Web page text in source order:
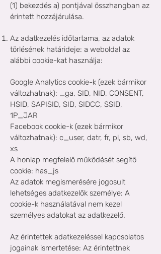
(1) bekezdés a) pontjával összhangban az
érintett hozzájárulása.
Az adatkezelés időtartama, az adatok
törlésének határideje: a weboldal az
alábbi cookie-kat használja:
Google Analytics cookie-k (ezek bármikor
változhatnak): _ga, SID, NID, CONSENT,
HSID, SAPISID, SID, SIDCC, SSID,
1P_JAR
Facebook cookie-k (ezek bármikor
változhatnak): c_user, datr, fr, pl, sb, wd,
xs
A honlap megfelelő működését segítő
cookie: has_js
Az adatok megismerésére jogosult
lehetséges adatkezelők személye: A
cookie-k használatával nem kezel
személyes adatokat az adatkezelő.
Az érintettek adatkezeléssel kapcsolatos
jogainak ismertetése: Az érintettnek